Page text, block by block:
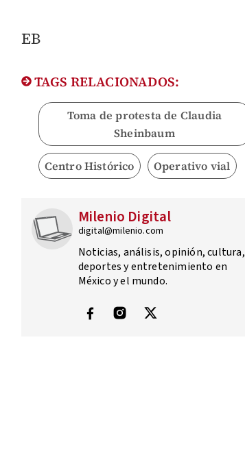
EB
TAGS RELACIONADOS:
Toma de protesta de Claudia
Sheinbaum
Centro Histórico Operativo vial
Milenio Digital
digital@milenio.com
Noticias, análisis, opinión, cultura,
deportes y entretenimiento en
México y el mundo.